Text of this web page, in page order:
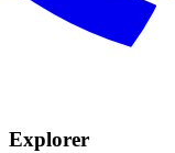
Explorer